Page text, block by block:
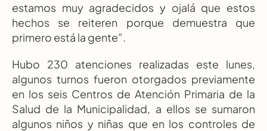
estamos muy agradecidos y ojalá que estos
hechos se reiteren porque demuestra que
primero está la gente”.
Hubo 230 atenciones realizadas este lunes,
algunos turnos fueron otorgados previamente
en los seis Centros de Atención Primaria de la
Salud de la Municipalidad, a ellos se sumaron
algunos niños y niñas que en los controles de